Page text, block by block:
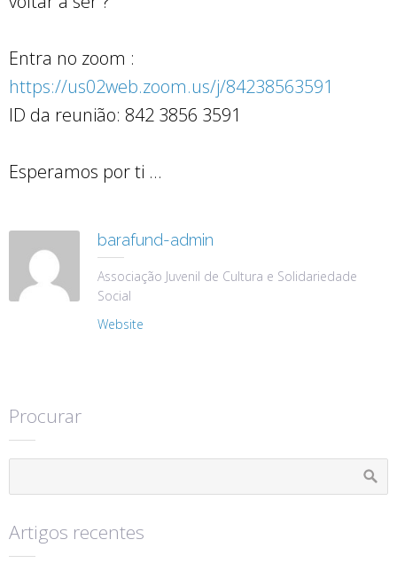
Entra no zoom :
https://us02web.zoom.us/j/84238563591
ID da reunião: 842 3856 3591
Esperamos por ti …
barafund-admin
Associação Juvenil de Cultura e Solidariedade
Social
Website
Procurar
Artigos recentes